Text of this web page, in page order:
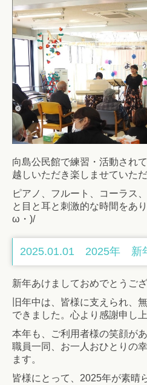
向島公民館で練習・活動され
越しいただき楽しませていただ
ピアノ、フルート、コーラス
と目と耳と刺激的な時間をあ
ω・)/
2025.01.01 2025年 新
新年あけましておめでとうござ
旧年中は、皆様に支えられ、
できました。心より感謝申し上
本年も、ご利用者様の笑顔が
職員一同、お一人おひとりの
ます。
皆様にとって、2025年が素晴